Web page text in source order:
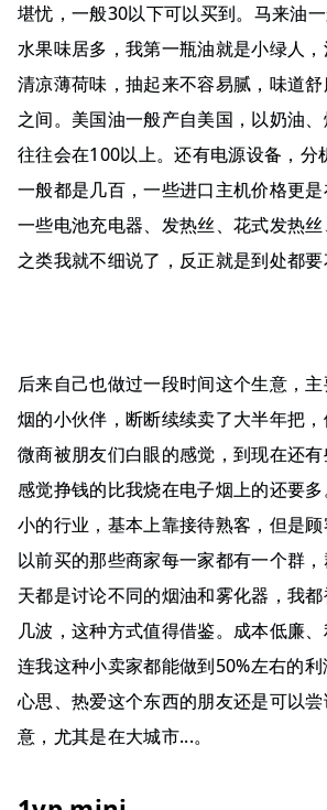
堪忧，一般30以下可以买到。马来油
水果味居多，我第一瓶油就是小绿人
清凉薄荷味，抽起来不容易腻，味道
之间。美国油一般产自美国，以奶油
往往会在100以上。还有电源设备，分
一般都是几百，一些进口主机价格更
一些电池充电器、发热丝、花式发热
之类我就不细说了，反正就是到处都
后来自己也做过一段时间这个生意，
烟的小伙伴，断断续续卖了大半年把
微商被朋友们白眼的感觉，到现在还有
感觉挣钱的比我烧在电子烟上的还要
小的行业，基本上靠接待熟客，但是
以前买的那些商家每一家都有一个群
天都是讨论不同的烟油和雾化器，我
几波，这种方式值得借鉴。成本低廉
连我这种小卖家都能做到50%左右的
心思、热爱这个东西的朋友还是可以
意，尤其是在大城市...。